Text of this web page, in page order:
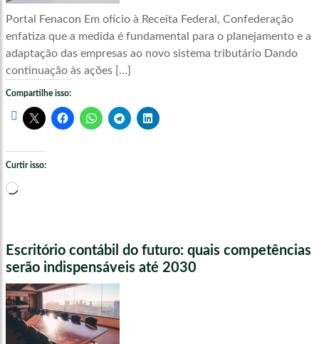
Portal Fenacon Em ofício à Receita Federal, Confederação
enfatiza que a medida é fundamental para o planejamento e a
adaptação das empresas ao novo sistema tributário Dando
continuação às ações […]
Compartilhe isso:
Curtir isso:
Carregando...
Escritório contábil do futuro: quais competências
serão indispensáveis até 2030